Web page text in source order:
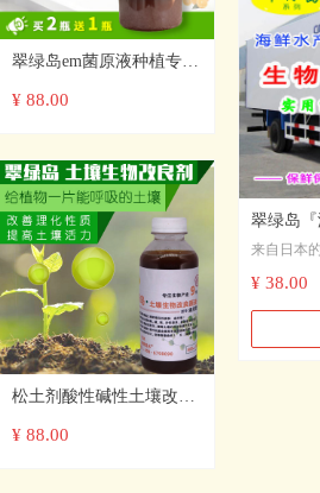
翠绿岛em菌原液种植专用
堆肥发酵生物菌肥改变土
¥ 88.00
松土剂酸性碱性土壤改良
原液免深耕调节板结疏松
¥ 88.00
地改善了
和质量，
暂养环节
获得了广
翠绿岛
物保鲜
活
来自日本
养专用-生
水产品的
从而能够
¥ 38.00